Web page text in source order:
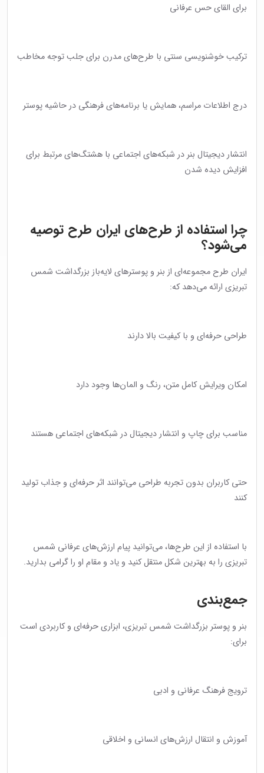
برای القای حس عرفانی
ترکیب خوشنویسی سنتی با طرح‌های مدرن برای جلب توجه مخاطب
درج اطلاعات مراسم، همایش یا برنامه‌های فرهنگی در حاشیه پوستر
انتشار دیجیتال بنر در شبکه‌های اجتماعی با هشتگ‌های مرتبط برای
افزایش دیده شدن
چرا استفاده از طرح‌های ایران طرح توصیه
می‌شود؟
ایران طرح مجموعه‌ای از بنر و پوسترهای لایه‌باز بزرگداشت شمس
تبریزی ارائه می‌دهد که:
طراحی حرفه‌ای و با کیفیت بالا دارند
امکان ویرایش کامل متن، رنگ و المان‌ها وجود دارد
مناسب برای چاپ و انتشار دیجیتال در شبکه‌های اجتماعی هستند
حتی کاربران بدون تجربه طراحی می‌توانند اثر حرفه‌ای و جذاب تولید
کنند
با استفاده از این طرح‌ها، می‌توانید پیام ارزش‌های عرفانی شمس
تبریزی را به بهترین شکل منتقل کنید و یاد و مقام او را گرامی بدارید.
جمع‌بندی
بنر و پوستر بزرگداشت شمس تبریزی، ابزاری حرفه‌ای و کاربردی است
برای:
ترویج فرهنگ عرفانی و ادبی
آموزش و انتقال ارزش‌های انسانی و اخلاقی